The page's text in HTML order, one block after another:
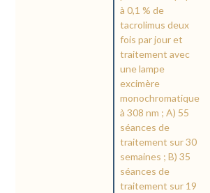
à 0,1 % de
tacrolimus deux
fois par jour et
traitement avec
une lampe
excimère
monochromatique
à 308 nm ; A) 55
séances de
traitement sur 30
semaines ; B) 35
séances de
traitement sur 19